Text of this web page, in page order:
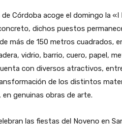
Córdoba acoge el domingo la
dichos puestos
más de 150 metros cuadrados,
vidrio, barrio, cuero, papel,
con diversos atractivos,
de los distintos
genuinas obras de arte.
las fiestas del Noveno en